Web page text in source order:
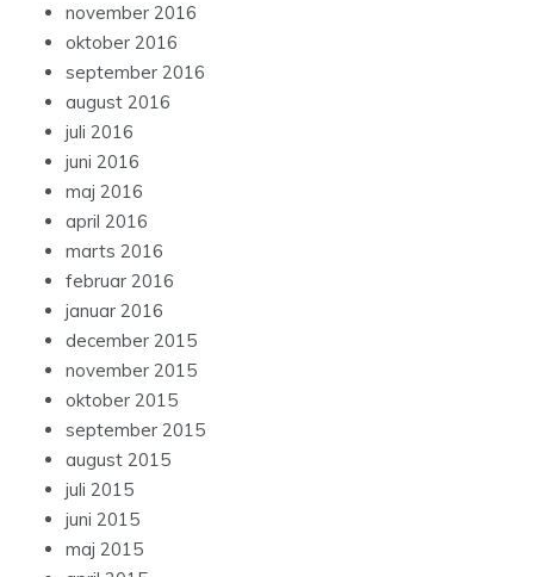
november 2016
oktober 2016
september 2016
august 2016
juli 2016
juni 2016
maj 2016
april 2016
marts 2016
februar 2016
januar 2016
december 2015
november 2015
oktober 2015
september 2015
august 2015
juli 2015
juni 2015
maj 2015